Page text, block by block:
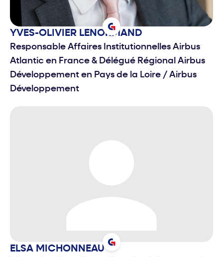
YVES-OLIVIER LENORMAND
Responsable Affaires Institutionnelles Airbus
Atlantic en France & Délégué Régional Airbus
Développement en Pays de la Loire / Airbus
Développement
ELSA MICHONNEAU